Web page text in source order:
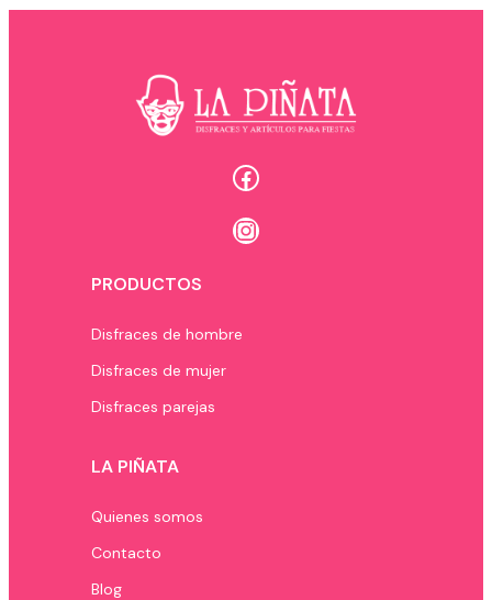
Facebook
Instagram
PRODUCTOS
Disfraces de hombre
Disfraces de mujer
Disfraces parejas
LA PIÑATA
Quienes somos
Contacto
Blog